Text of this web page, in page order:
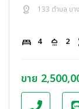
distance 133 ตำบล บา
bed 4 shower 2
ขาย